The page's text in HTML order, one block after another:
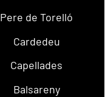
Pere de Torelló
Cardedeu
Capellades
Balsareny